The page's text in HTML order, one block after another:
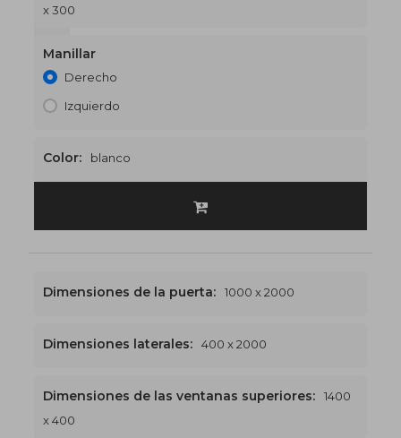
x 300
Manillar
Derecho
Izquierdo
Color: blanco
Dimensiones de la puerta: 1000 x 2000
Dimensiones laterales: 400 x 2000
Dimensiones de las ventanas superiores:
1400
x 400